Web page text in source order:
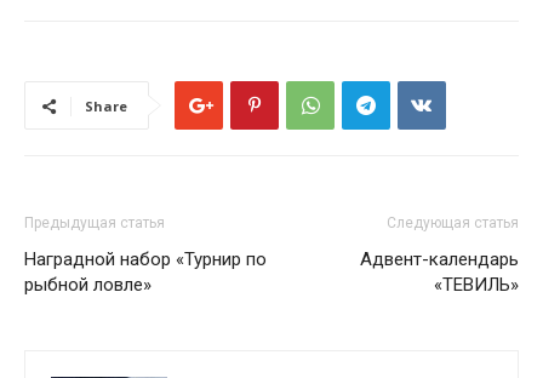
Share
Предыдущая статья
Наградной набор «Турнир по
рыбной ловле»
Следующая статья
Адвент-календарь
«ТЕВИЛЬ»